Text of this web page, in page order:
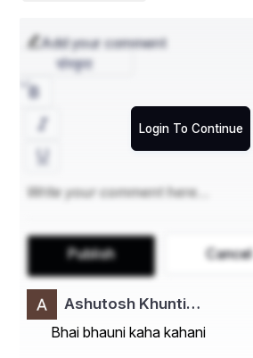
Add your comment
Login To Continue
संस्कृत
Publish Cancel
Ashutosh Khunti…
Bhai bhauni kaha kahani